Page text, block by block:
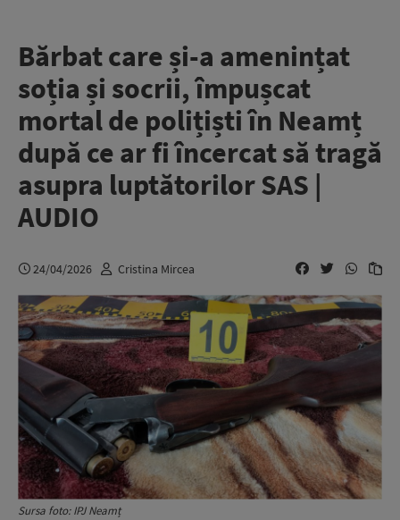
Bărbat care și-a amenințat
soția și socrii, împușcat
mortal de polițiști în Neamț
după ce ar fi încercat să tragă
asupra luptătorilor SAS |
AUDIO
24/04/2026 Cristina Mircea
Sursa foto: IPJ Neamț